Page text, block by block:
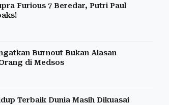
Furious 7 Beredar, Putri Paul
Burnout Bukan Alasan
di Medsos
Terbaik Dunia Masih Dikuasai